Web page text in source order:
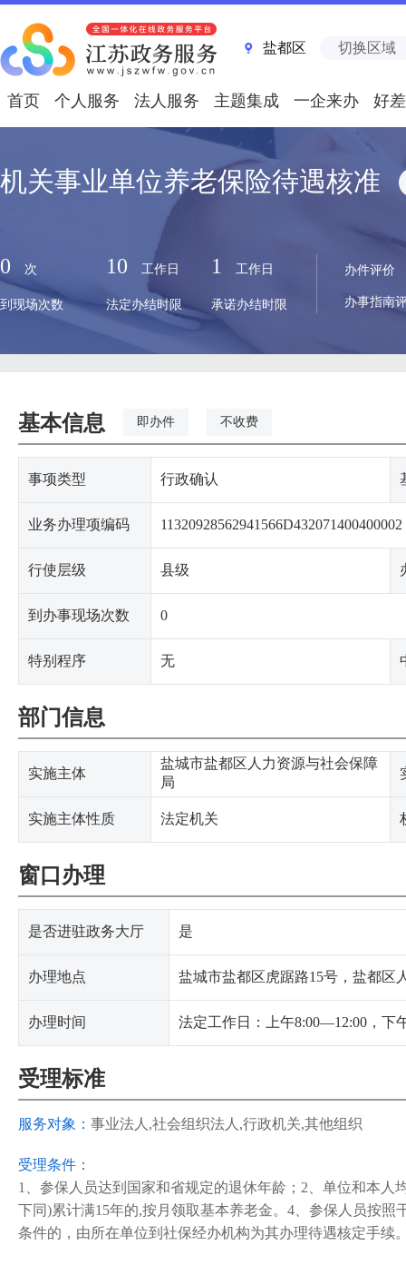
盐都区 切换区域
首页 个人服务 法人服务 主题集成 一企来办 好
机关事业单位养老保险待遇核准
0 次
到现场次数
10 工作日
法定办结时限
1 工作日
承诺办结时限
办件评价
办事指南
基本信息 即办件 不收费
事项类型 行政确认
业务办理项编码 11320928562941566D432071400400002
行使层级 县级
到办事现场次数 0
特别程序 无
部门信息
实施主体
盐城市盐都区人力资源与社会保障
局
实施主体性质 法定机关
窗口办理
是否进驻政务大厅 是
办理地点 盐城市盐都区虎踞路15号，盐都区
办理时间 法定工作日：上午8:00—12:00，下
受理标准
服务对象： 事业法人,社会组织法人,行政机关,其他组织
受理条件：
1、参保人员达到国家和省规定的退休年龄；2、单位和本
下同)累计满15年的,按月领取基本养老金。4、参保人员按
条件的，由所在单位到社保经办机构为其办理待遇核定手续